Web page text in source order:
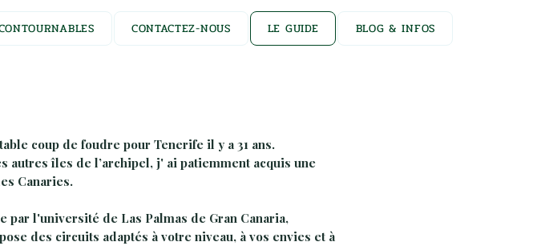
CONTACTEZ-NOUS LE GUIDE BLOG & INFOS
coup de foudre pour Tenerife il y a 31 ans.
autres îles de l’archipel, j' ai patiemment acquis une
Canaries.
l'université de Las Palmas de Gran Canaria,
des circuits adaptés à votre niveau, à vos envies et à